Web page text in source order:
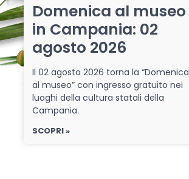
Domenica al museo
in Campania: 02
agosto 2026
Il 02 agosto 2026 torna la “Domenica
al museo” con ingresso gratuito nei
luoghi della cultura statali della
Campania.
SCOPRI »